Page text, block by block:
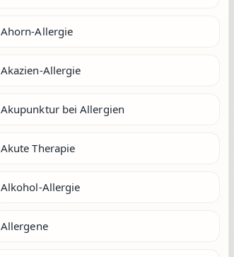
Ahorn-Allergie
Akazien-Allergie
Akupunktur bei Allergien
Akute Therapie
Alkohol-Allergie
Allergene